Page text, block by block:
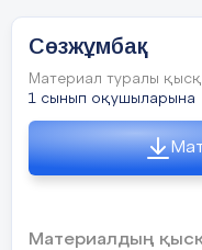
Сөзжұмбақ
Материал туралы
1 сынып оқушыларына
Материалдың